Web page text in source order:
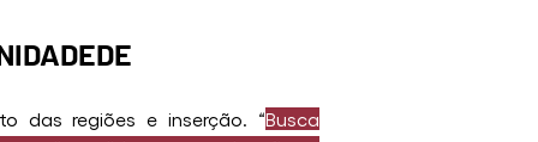
das regiões e inserção. “Busca